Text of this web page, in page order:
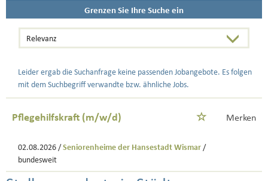
Grenzen Sie Ihre Suche ein
Leider ergab die Suchanfrage keine passenden Jobangebote. Es folgen
mit dem Suchbegriff verwandte bzw. ähnliche Jobs.
Pflegehilfskraft (m/w/d) Merken
02.08.2026 / Seniorenheime der Hansestadt Wismar /
bundesweit